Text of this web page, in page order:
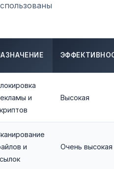
и
Высокая
и
Очень высокая